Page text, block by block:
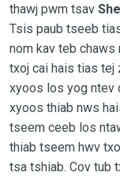
thawj pwm tsav
Tsis paub tseeb
nom kav teb chaws
txoj cai hais tias tej
xyoos los yog ntev
xyoos thiab nws
tseem ceeb los
thiab tseem hwv
tsa tshiab. Cov tub